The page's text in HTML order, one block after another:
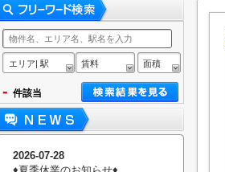
エリア| 駅 賃料 面積
- 件該当
2026-07-28